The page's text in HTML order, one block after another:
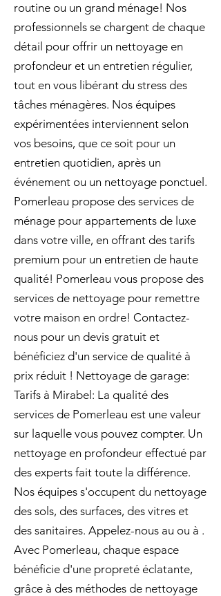
routine ou un grand ménage! Nos
professionnels se chargent de chaque
détail pour offrir un nettoyage en
profondeur et un entretien régulier,
tout en vous libérant du stress des
tâches ménagères. Nos équipes
expérimentées interviennent selon
vos besoins, que ce soit pour un
entretien quotidien, après un
événement ou un nettoyage ponctuel.
Pomerleau propose des services de
ménage pour appartements de luxe
dans votre ville, en offrant des tarifs
premium pour un entretien de haute
qualité! Pomerleau vous propose des
services de nettoyage pour remettre
votre maison en ordre! Contactez-
nous pour un devis gratuit et
bénéficiez d'un service de qualité à
prix réduit ! Nettoyage de garage:
Tarifs à Mirabel: La qualité des
services de Pomerleau est une valeur
sur laquelle vous pouvez compter. Un
nettoyage en profondeur effectué par
des experts fait toute la différence.
Nos équipes s'occupent du nettoyage
des sols, des surfaces, des vitres et
des sanitaires. Appelez-nous au ou à .
Avec Pomerleau, chaque espace
bénéficie d'une propreté éclatante,
grâce à des méthodes de nettoyage